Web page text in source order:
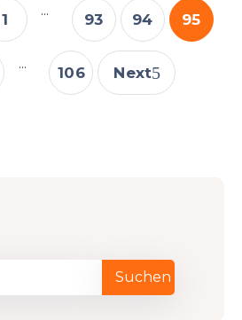
1
...
93 94 95
...
106 Next